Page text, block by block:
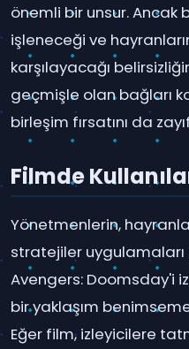
önemli bir unsur. Ancak
işleneceği ve
karşılayacağı
geçmişle olan bağları
birleşim fırsatını da
Filmde
Yönetmenlerin,
stratejiler uygulamaları
Avengers: Doomsday'i
bir yaklaşım
Eğer film, izleyicilere